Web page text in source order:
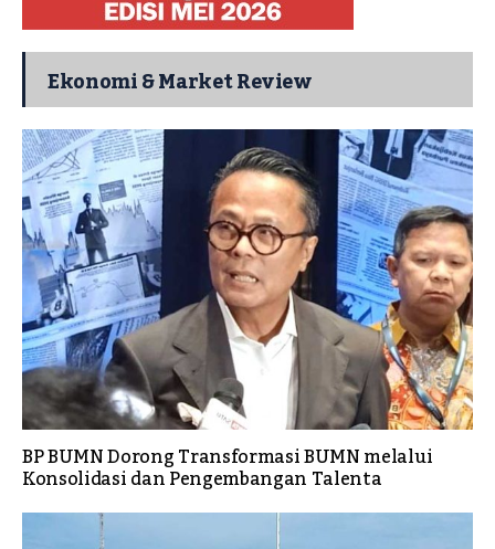
Ekonomi & Market Review
BP BUMN Dorong Transformasi BUMN melalui
Konsolidasi dan Pengembangan Talenta